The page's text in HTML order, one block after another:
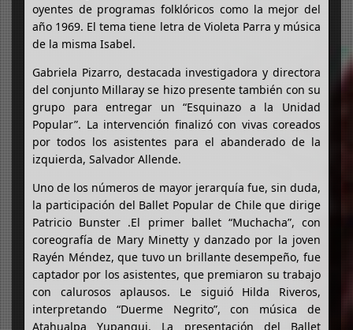
oyentes de programas folklóricos como la mejor del
año 1969. El tema tiene letra de Violeta Parra y música
de la misma Isabel.
Gabriela Pizarro, destacada investigadora y directora
del conjunto Millaray se hizo presente también con su
grupo para entregar un “Esquinazo a la Unidad
Popular”. La intervención finalizó con vivas coreados
por todos los asistentes para el abanderado de la
izquierda, Salvador Allende.
Uno de los números de mayor jerarquía fue, sin duda,
la participación del Ballet Popular de Chile que dirige
Patricio Bunster .El primer ballet “Muchacha”, con
coreografía de Mary Minetty y danzado por la joven
Rayén Méndez, que tuvo un brillante desempeño, fue
captador por los asistentes, que premiaron su trabajo
con calurosos aplausos. Le siguió Hilda Riveros,
interpretando “Duerme Negrito”, con música de
Atahualpa Yupanqui. La presentación del Ballet